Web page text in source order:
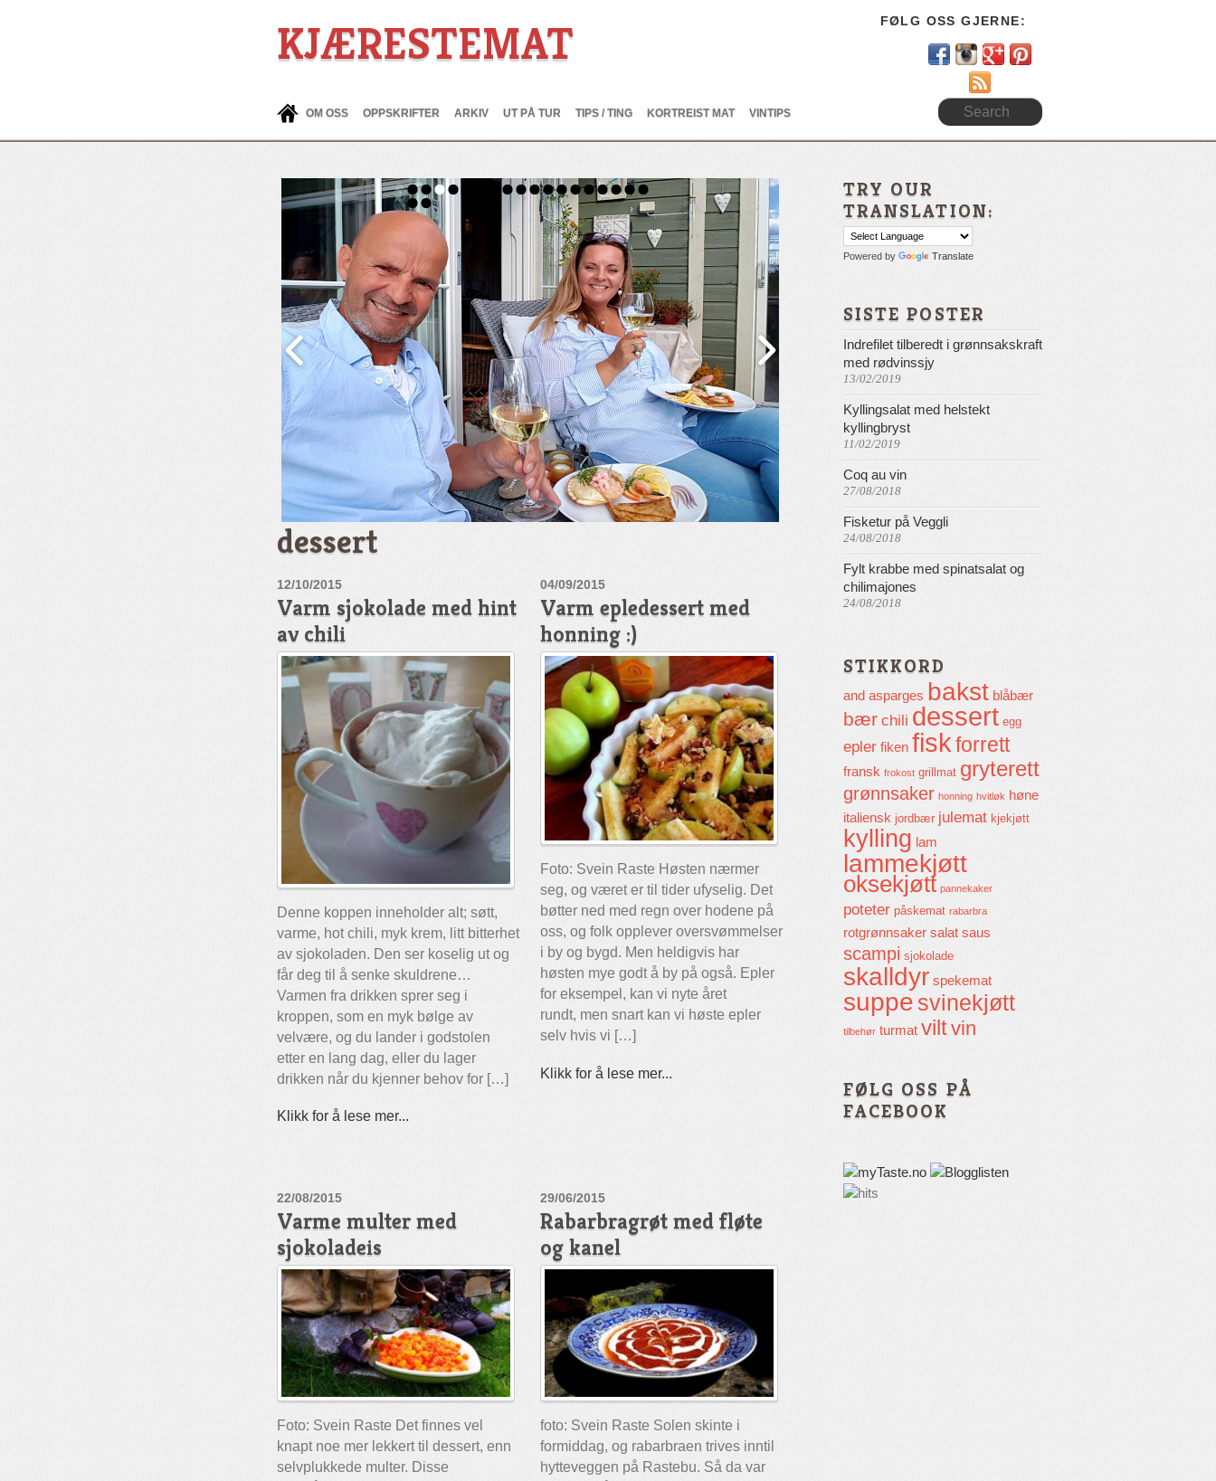
KJÆRESTEMAT FØLG OSS GJERNE:
OM OSS OPPSKRIFTER ARKIV UT PÅ TUR TIPS / TING KORTREIST MAT VINTIPS
dessert
12/10/2015
Varm sjokolade med hint
av chili
Denne koppen inneholder alt; søtt,
varme, hot chili, myk krem, litt bitterhet
av sjokoladen. Den ser koselig ut og
får deg til å senke skuldrene…
Varmen fra drikken sprer seg i
kroppen, som en myk bølge av
velvære, og du lander i godstolen
etter en lang dag, eller du lager
drikken når du kjenner behov for […]
Klikk for å lese mer...
04/09/2015
Varm epledessert med
honning :)
Foto: Svein Raste Høsten nærmer
seg, og været er til tider ufyselig. Det
bøtter ned med regn over hodene på
oss, og folk opplever oversvømmelser
i by og bygd. Men heldigvis har
høsten mye godt å by på også. Epler
for eksempel, kan vi nyte året
rundt, men snart kan vi høste epler
selv hvis vi […]
Klikk for å lese mer...
22/08/2015
Varme multer med
sjokoladeis
Foto: Svein Raste Det finnes vel
knapt noe mer lekkert til dessert, enn
selvplukkede multer. Disse
29/06/2015
Rabarbragrøt med fløte
og kanel
foto: Svein Raste Solen skinte i
formiddag, og rabarbraen trives inntil
hytteveggen på Rastebu. Så da var
TRY OUR
TRANSLATION:
Powered by Translate
SISTE POSTER
Indrefilet tilberedt i grønnsakskraft
med rødvinssjy
13/02/2019
Kyllingsalat med helstekt
kyllingbryst
11/02/2019
Coq au vin
27/08/2018
Fisketur på Veggli
24/08/2018
Fylt krabbe med spinatsalat og
chilimajones
24/08/2018
STIKKORD
and asparges bakst blåbær
bær chili dessert egg
epler fiken fiskforrett
fransk frokost grillmat gryterett
grønnsaker honning hvitløk høne
italiensk jordbær julemat kjekjøtt
kylling lam
lammekjøtt
oksekjøtt pannekaker
poteter påskemat rabarbra
rotgrønnsaker salat saus
scampi sjokolade
skalldyr spekemat
suppe svinekjøtt
tilbehør turmat viltvin
FØLG OSS PÅ
FACEBOOK